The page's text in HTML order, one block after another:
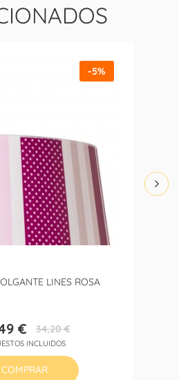
LINES ROSA
Precio
€Precio
base
34,20 €
INCLUIDOS
-5%
COMPRAR